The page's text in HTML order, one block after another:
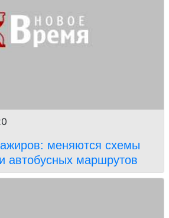
меняются схемы
автобусных маршрутов